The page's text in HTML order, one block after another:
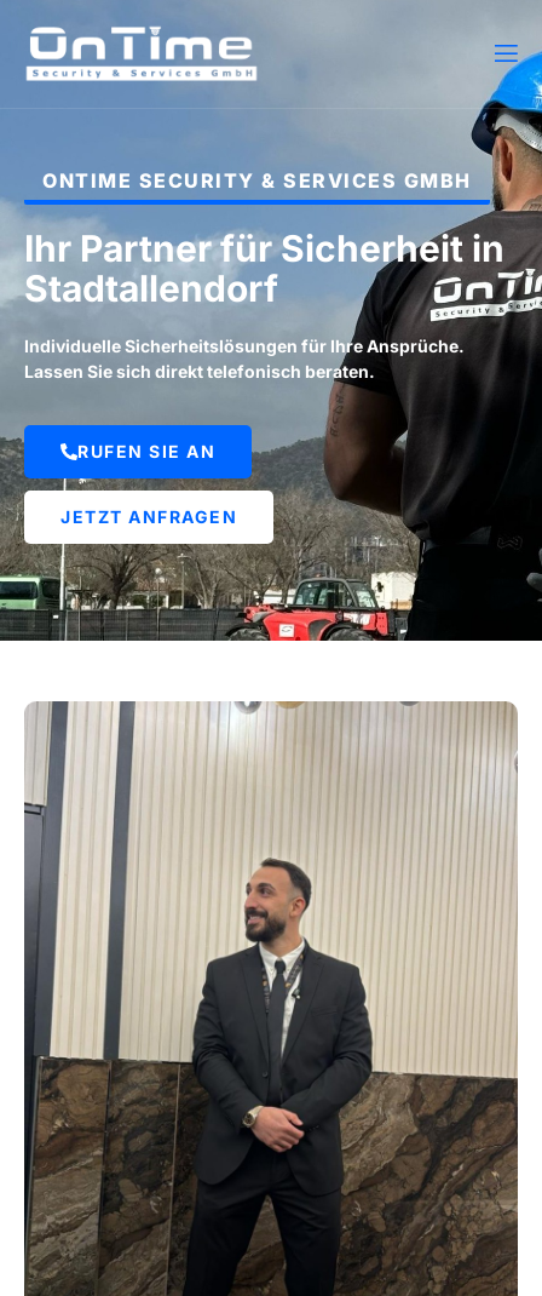
ONTIME SECURITY & SERVICES GMBH
Ihr Partner für Sicherheit in
Stadtallendorf
Individuelle Sicherheitslösungen für Ihre Ansprüche.
Lassen Sie sich direkt telefonisch beraten.
RUFEN SIE AN
JETZT ANFRAGEN